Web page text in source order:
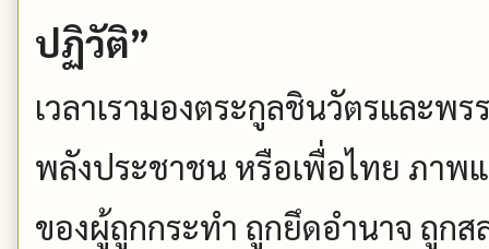
ปฏิวัติ”
เวลาเรามองตระกูลชินวัตรและพ
พลังประชาชน หรือเพื่อไทย ภาพ
ของผู้ถูกกระทำ ถูกยึดอำนาจ ถูก